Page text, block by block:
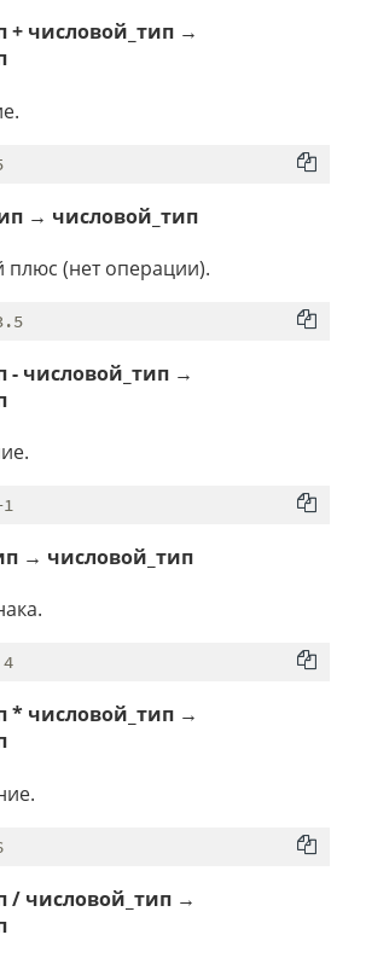
+ числовой_тип →
→ числовой_тип
(нет операции).
- числовой_тип →
→ числовой_тип
* числовой_тип →
/ числовой_тип →